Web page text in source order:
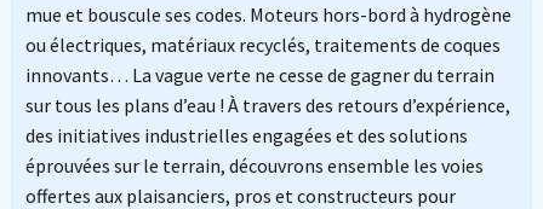
mue et bouscule ses codes. Moteurs hors-bord à hydrogène
ou électriques, matériaux recyclés, traitements de coques
innovants… La vague verte ne cesse de gagner du terrain
sur tous les plans d’eau ! À travers des retours d’expérience,
des initiatives industrielles engagées et des solutions
éprouvées sur le terrain, découvrons ensemble les voies
offertes aux plaisanciers, pros et constructeurs pour